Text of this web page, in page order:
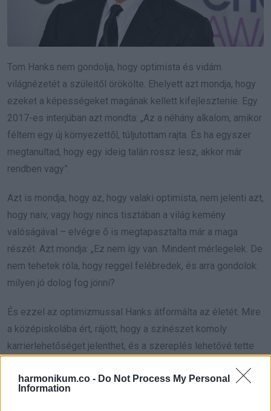
harmonikum.co - Do Not Process My Personal
Information
Tom Hanks nem gondolja, hogy optimista és vidám
világnézetét a szüleitől örökölte. Ehelyett azt mondja, hogy
ezeket a képességeket magának kellett kifejlesztenie. Egy
2017-es interjúban azt mondta: „Az a néhány alkalom, amikor
féltem egy új környezettől, túljutottam rajta. És ha egyszer
megtanultad, hogy egy ideig talán rossz lesz, akkor már
rendben vagy”.
Azt is mondja, hogy az, hogy valaki optimista, nem jelenti azt,
hogy naiv, vagy hogy nincs tisztában a világ kemény
valóságával – elvégre ő is megtapasztalta már a maga
részét. Azt mondja: „Ez nem így van. Mindent mérlegelek. De
nem tehetek róla, hogy reggel felébredek, és arra gondolok:
milyen jó dolog fog jönni?
És ezzel az optimizmussal Hanks átformálta az életét. Mire
a középiskolába ért, rájött, hogy a színészet komoly
karrierlehetőséget jelenthet, és a szereplés lehetővé tette
magam, mint azt el tudtam volna képzelni” – mondta egy